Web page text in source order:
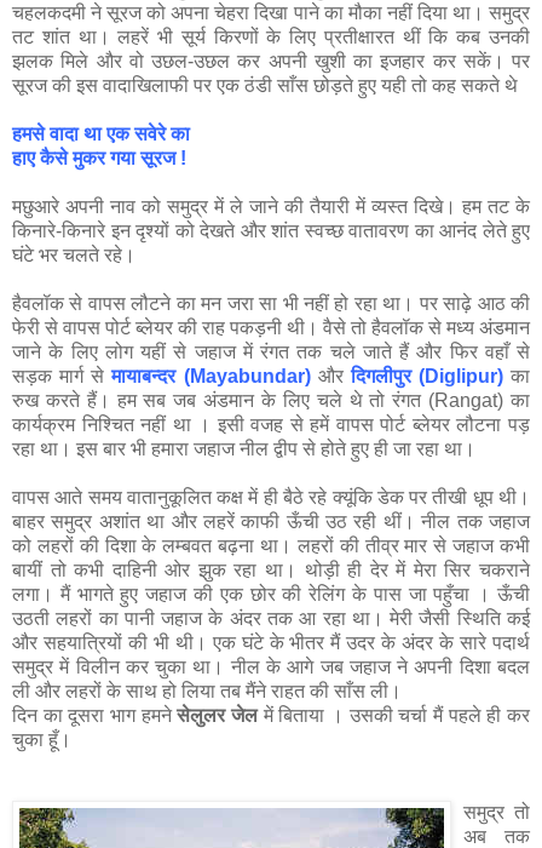
चहलकदमी ने सूरज को अपना चेहरा दिखा पाने का मौका नहीं दिया था। समुद्र
तट शांत था। लहरें भी सूर्य किरणों के लिए प्रतीक्षारत थीं कि कब उनकी
झलक मिले और वो उछल-उछल कर अपनी खुशी का इजहार कर सकें। पर
सूरज की इस वादाखिलाफी पर एक ठंडी साँस छोड़ते हुए यही तो कह सकते थे
हमसे वादा था एक सवेरे का
हाए कैसे मुकर गया सूरज !
मछुआरे अपनी नाव को समुद्र में ले जाने की तैयारी में व्यस्त दिखे। हम तट के
किनारे-किनारे इन दृश्यों को देखते और शांत स्वच्छ वातावरण का आनंद लेते हुए
घंटे भर चलते रहे।
हैवलॉक से वापस लौटने का मन जरा सा भी नहीं हो रहा था। पर साढ़े आठ की
फेरी से वापस पोर्ट ब्लेयर की राह पकड़नी थी। वैसे तो हैवलॉक से मध्य अंडमान
जाने के लिए लोग यहीं से जहाज में रंगत तक चले जाते हैं और फिर वहाँ से
सड़क मार्ग सेमायाबन्दर (Mayabundar)औरदिगलीपुर (Diglipur)का
रुख करते हैं। हम सब जब अंडमान के लिए चले थे तो रंगत (Rangat) का
कार्यक्रम निश्चित नहीं था । इसी वजह से हमें वापस पोर्ट ब्लेयर लौटना पड़
रहा था। इस बार भी हमारा जहाज नील द्वीप से होते हुए ही जा रहा था।
वापस आते समय वातानुकूलित कक्ष में ही बैठे रहे क्यूंकि डेक पर तीखी धूप थी।
बाहर समुद्र अशांत था और लहरें काफी ऊँची उठ रही थीं। नील तक जहाज
को लहरों की दिशा के लम्बवत बढ़ना था। लहरों की तीव्र मार से जहाज कभी
बायीं तो कभी दाहिनी ओर झुक रहा था। थोड़ी ही देर में मेरा सिर चकराने
लगा। मैं भागते हुए जहाज की एक छोर की रेलिंग के पास जा पहुँचा । ऊँची
उठती लहरों का पानी जहाज के अंदर तक आ रहा था। मेरी जैसी स्थिति कई
और सहयात्रियों की भी थी। एक घंटे के भीतर मैं उदर के अंदर के सारे पदार्थ
समुद्र में विलीन कर चुका था। नील के आगे जब जहाज ने अपनी दिशा बदल
ली और लहरों के साथ हो लिया तब मैंने राहत की साँस ली।
दिन का दूसरा भाग हमनेसेलुलर जेलमें बिताया । उसकी चर्चा मैं पहले ही कर
चुका हूँ।
समुद्र तो
अब तक